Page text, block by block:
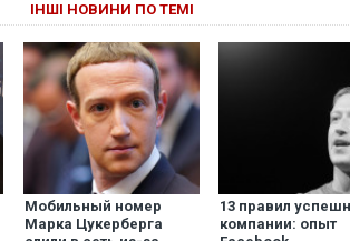
ІНШІ НОВИНИ ПО ТЕМІ
Мобильный номер
Марка Цукерберга
13 правил
компании: опыт